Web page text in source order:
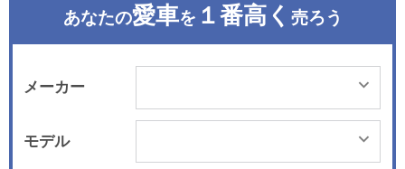
あなたの愛車を １番高く 売ろう
メーカー
モデル